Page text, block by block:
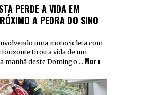
PERDE A VIDA EM
A PEDRA DO SINO
uma motocicleta com
tirou a vida de um
manhã deste Domingo … More